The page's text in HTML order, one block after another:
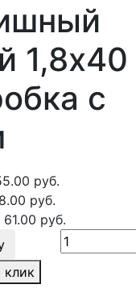
1,8х40
с
руб.
руб.
61.00 руб.
клик